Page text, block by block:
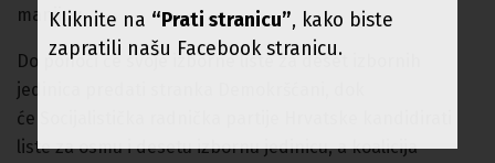
manjinu.
Do ponoći će svoje izborne liste za deset izbornih
jedinica predati stranka Demokršćani, dok
će Socijalistička radnička partije Hrvatske kandidirati
liste za osmu i desetu izbornu jedinicu, a koalicija
Kliknite na “Prati stranicu”, kako biste
zapratili našu Facebook stranicu.